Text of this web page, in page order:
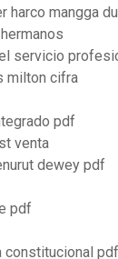
harco mangga
servicio
milton cifra
pdf
venta
dewey pdf
pdf
constitucional pdf